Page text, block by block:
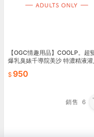
【OGC情趣用品】COOLP。超
爆乳臭婊千導院美沙 特濃精液
950
銷售 6